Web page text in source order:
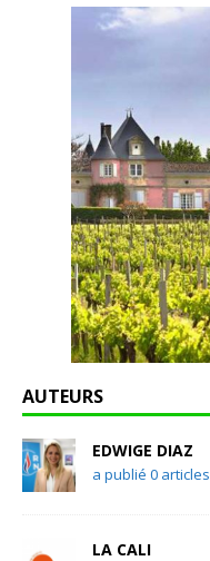
AUTEURS
EDWIGE DIAZ
a publié 0 articles
LA CALI